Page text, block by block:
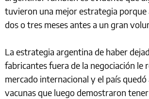
tuvieron una mejor estrategia porque
dos o tres meses antes a un gran
La estrategia argentina de haber
fabricantes fuera de la negociación le
mercado internacional y el país
vacunas que luego demostraron